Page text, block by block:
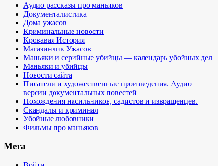
Аудио рассказы про маньяков
Документалистика
Дома ужасов
Криминальные новости
Кровавая История
Магазинчик Ужасов
Маньяки и серийные убийцы — календарь убойных дел
Маньяки и убийцы
Новости сайта
Писатели и художественные произведения. Аудио
версии документальных повестей
Похождения насильников, садистов и извращенцев.
Скандалы и криминал
Убойные любовники
Фильмы про маньяков
Мета